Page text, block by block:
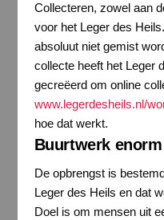
Collecteren, zowel aan
voor het Leger des
absoluut niet gemist
collecte heeft het Leger
gecreëerd om online
www.legerdesheils.nl/
hoe dat werkt.
Buurtwerk
De opbrengst is
Leger des Heils en dat
Doel is om mensen uit